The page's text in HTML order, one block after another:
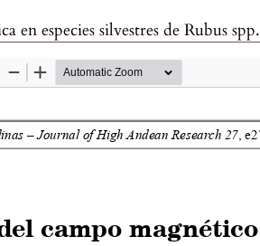
en especies silvestres de Rubus spp.